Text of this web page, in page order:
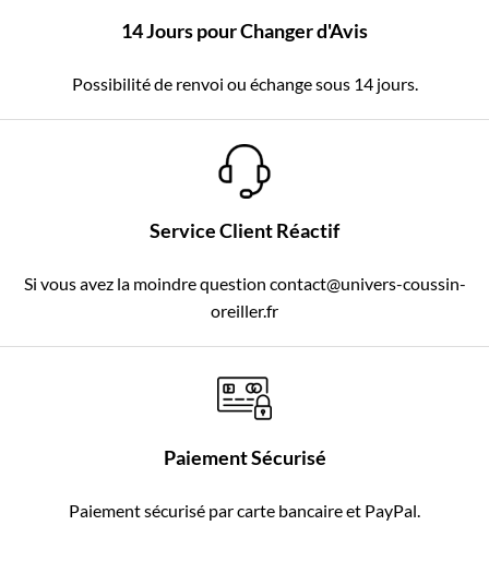
14 Jours pour Changer d'Avis
Possibilité de renvoi ou échange sous 14 jours.
Service Client Réactif
Si vous avez la moindre question contact@univers-coussin-
oreiller.fr
Paiement Sécurisé
Paiement sécurisé par carte bancaire et PayPal.